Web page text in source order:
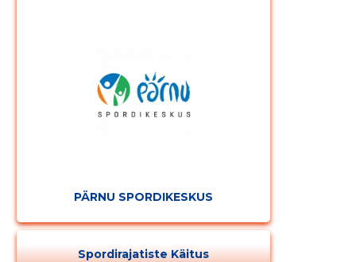
PÄRNU SPORDIKESKUS
Spordirajatiste Käitus